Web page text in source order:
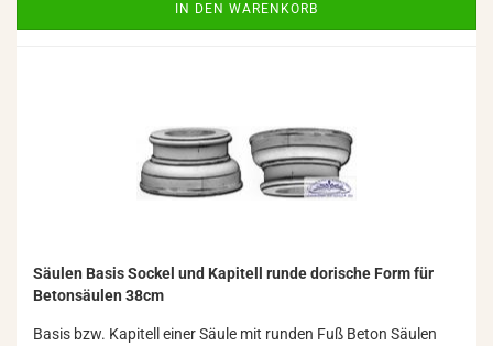
IN DEN WARENKORB
Säu­len Basis So­ckel und Ka­pi­tell runde do­ri­sche Form für
Be­ton­säu­len 38cm
Basis bzw. Ka­pi­tell einer Säule mit run­den Fuß Beton Säu­len